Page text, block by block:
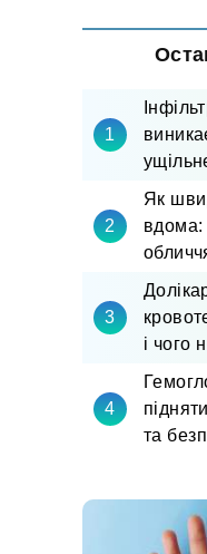
Як
вдома:
і чого
та